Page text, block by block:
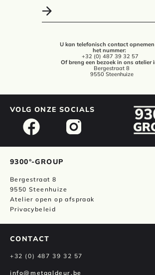
U kan telefonisch contact
het nummer:
+32 (0) 487 39 32 57
Of breng een bezoek in ons atelier
Bergestraat 8
9550 Steenhuize
VOLG ONZE SOCIALS
9300°-GROUP
Bergestraat 8
9550 Steenhuize
Atelier open op afspraak
Privacybeleid
CONTACT
+32 (0) 487 39 32 57
info@metaaldeur.be